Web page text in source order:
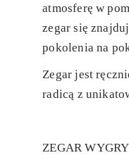
atmosferę w
zegar się
pokolenia na
Zegar jest
radicą z
ZEGAR